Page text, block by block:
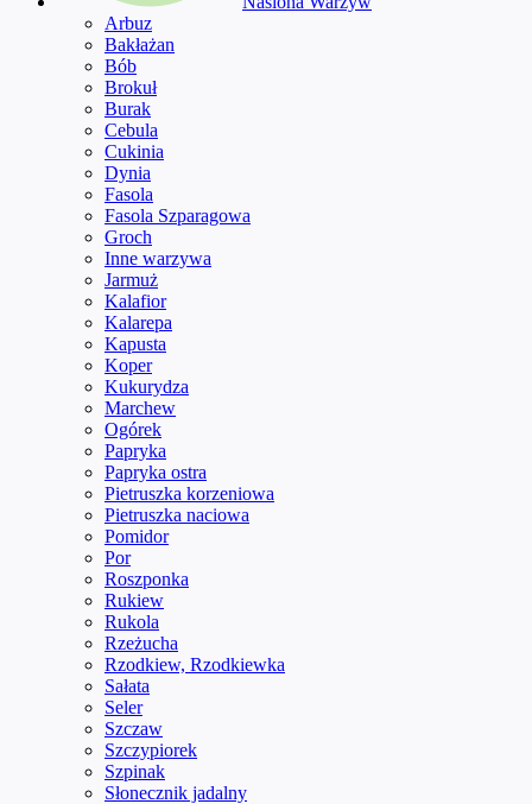
Arbuz
Bakłażan
Bób
Brokuł
Burak
Cebula
Cukinia
Dynia
Fasola
Fasola Szparagowa
Groch
Inne warzywa
Jarmuż
Kalafior
Kalarepa
Kapusta
Koper
Kukurydza
Marchew
Ogórek
Papryka
Papryka ostra
Pietruszka korzeniowa
Pietruszka naciowa
Pomidor
Por
Roszponka
Rukiew
Rukola
Rzeżucha
Rzodkiew, Rzodkiewka
Sałata
Seler
Szczaw
Szczypiorek
Szpinak
Słonecznik jadalny